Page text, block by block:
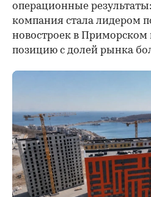
операционные
компания стала лидером
новостроек в Приморском
позицию с долей рынка